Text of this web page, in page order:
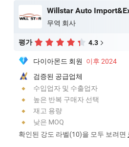
Willstar Auto
무역 회사
평가 4.3
다이아몬드 회원 이후 2024
검증된 공급업체
수입업자 및 수출업자
높은 반복 구매자 선택
재고 용량
낮은 MOQ
확인된 강도 라벨(10)을 모두 보려면